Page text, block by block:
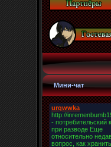
Мини-чат